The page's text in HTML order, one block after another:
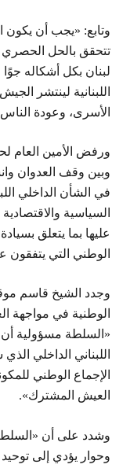
وتابع: «يجب أن يكون
تتحقق بالحل الحصري
لبنان بكل أشكاله
اللبنانية لينتشر
الأسرى، وعودة
ورفض الأمين العام
وبين وقف العدوان
في الشأن الداخلي
السياسية
عليها بما يتعلق
الوطني التي يتفقون
وجدد الشيخ قاسم
الوطنية في مواجهة
«السلطة مسؤولية أن
اللبناني الداخلي
الإجماع الوطني
العيش المشترك».
وشدد على أن
وحوار يؤدي إلى توحيد